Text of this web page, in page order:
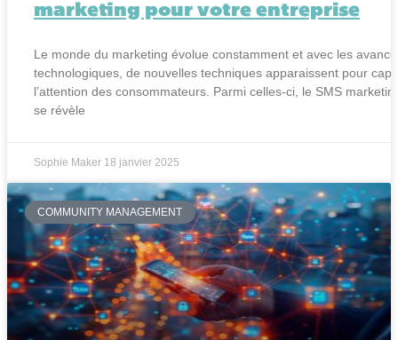
marketing pour votre entreprise
Le monde du marketing évolue constamment et avec les
technologiques, de nouvelles techniques apparaissent pour
l’attention des consommateurs. Parmi celles-ci, le SMS
se révèle
Sophie Maker 18 janvier 2025
COMMUNITY MANAGEMENT